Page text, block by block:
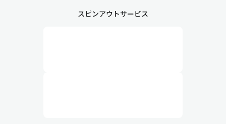
スピンアウトサービス